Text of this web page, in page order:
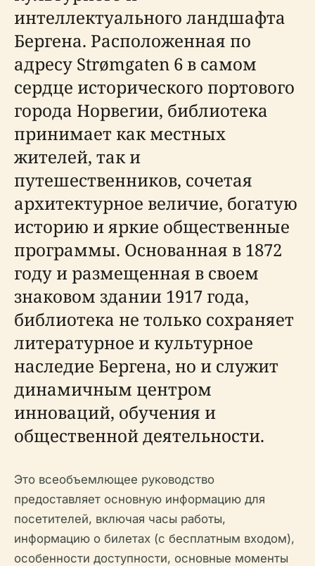
интеллектуального ландшафта
Бергена. Расположенная по
адресу Strømgaten 6 в самом
сердце исторического портового
города Норвегии, библиотека
принимает как местных
жителей, так и
путешественников, сочетая
архитектурное величие, богатую
историю и яркие общественные
программы. Основанная в 1872
году и размещенная в своем
знаковом здании 1917 года,
библиотека не только сохраняет
литературное и культурное
наследие Бергена, но и служит
динамичным центром
инноваций, обучения и
общественной деятельности.
Это всеобъемлющее руководство
предоставляет основную информацию для
посетителей, включая часы работы,
информацию о билетах (с бесплатным входом),
особенности доступности, основные моменты